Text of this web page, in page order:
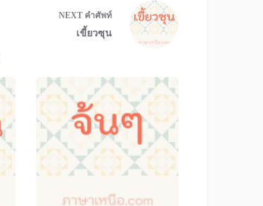
NEXT คำศัพท์
เขี้ยวซุน